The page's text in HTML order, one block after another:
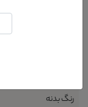
رنگ بدنه